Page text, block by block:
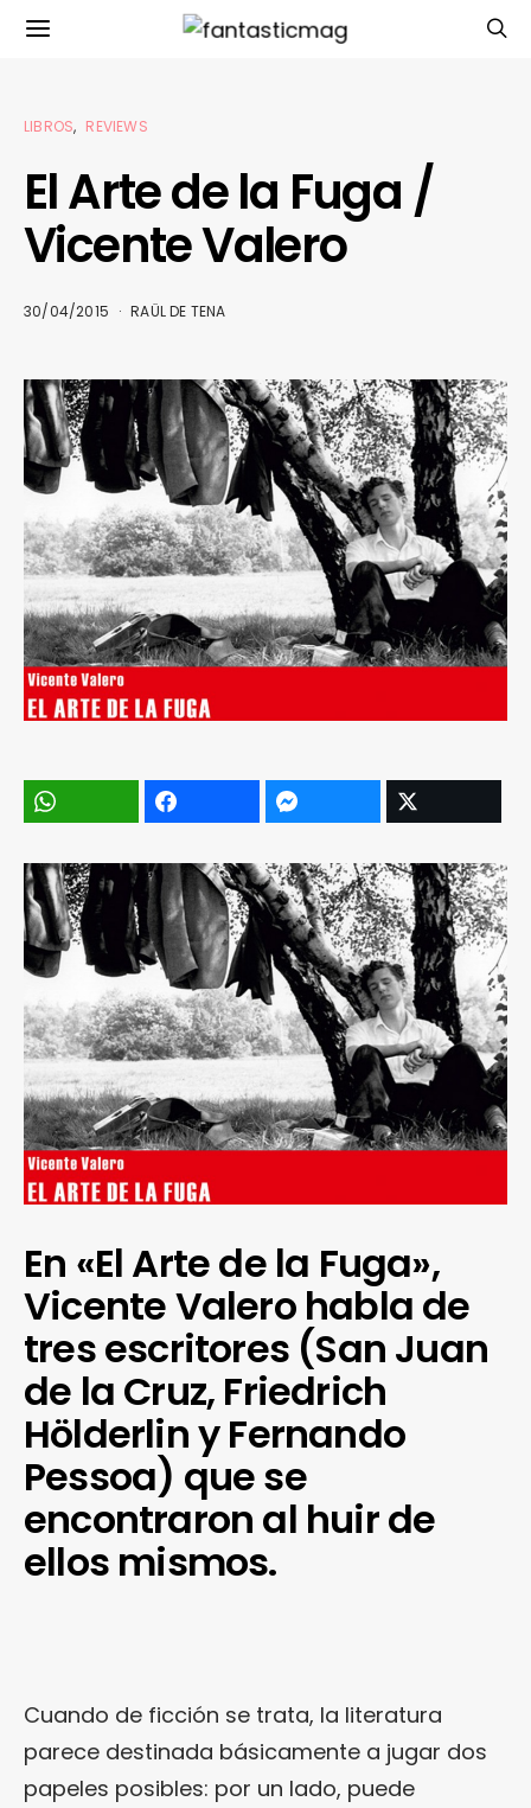
LIBROS REVIEWS
El Arte de la Fuga /
Vicente Valero
30/04/2015 RAÜL DE TENA
En «El Arte de la Fuga»,
Vicente Valero habla de
tres escritores (San Juan
de la Cruz, Friedrich
Hölderlin y Fernando
Pessoa) que se
encontraron al huir de
ellos mismos.
Cuando de ficción se trata, la literatura
parece destinada básicamente a jugar dos
papeles posibles: por un lado, puede